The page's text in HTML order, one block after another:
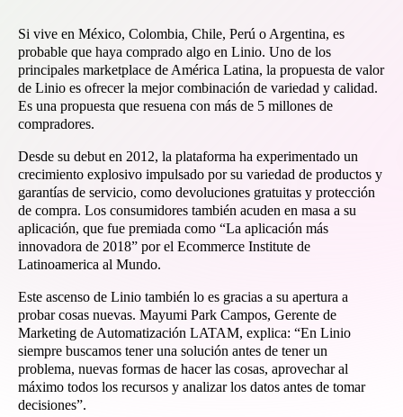
Si vive en México, Colombia, Chile, Perú o Argentina, es
probable que haya comprado algo en Linio. Uno de los
principales marketplace de América Latina, la propuesta de valor
de Linio es ofrecer la mejor combinación de variedad y calidad.
Es una propuesta que resuena con más de 5 millones de
compradores.
Desde su debut en 2012, la plataforma ha experimentado un
crecimiento explosivo impulsado por su variedad de productos y
garantías de servicio, como devoluciones gratuitas y protección
de compra. Los consumidores también acuden en masa a su
aplicación, que fue premiada como “La aplicación más
innovadora de 2018” por el Ecommerce Institute de
Latinoamerica al Mundo.
Este ascenso de Linio también lo es gracias a su apertura a
probar cosas nuevas. Mayumi Park Campos, Gerente de
Marketing de Automatización LATAM, explica: “En Linio
siempre buscamos tener una solución antes de tener un
problema, nuevas formas de hacer las cosas, aprovechar al
máximo todos los recursos y analizar los datos antes de tomar
decisiones”.